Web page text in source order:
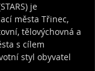
je
města Třinec,
tělovýchovná a
s cílem
styl obyvatel